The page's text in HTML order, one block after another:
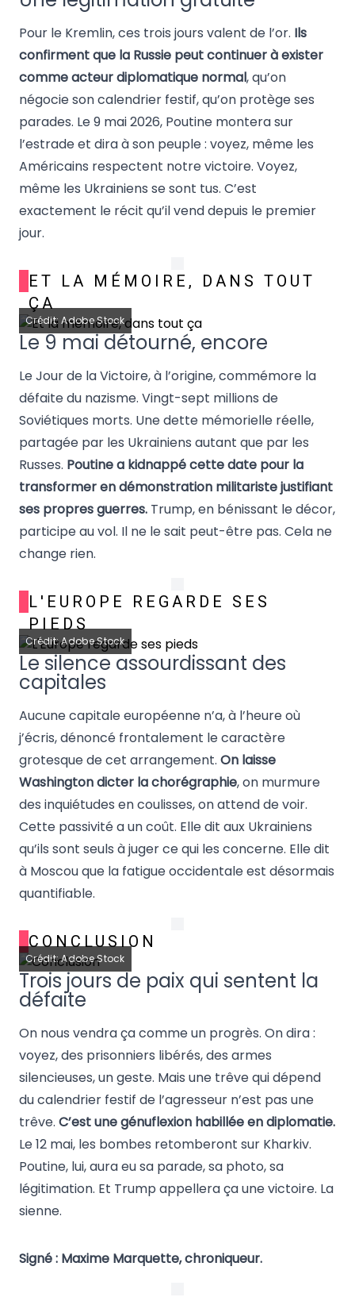
Pour le Kremlin, ces trois jours valent de l’or. Ils
confirment que la Russie peut continuer à exister
comme acteur diplomatique normal, qu’on
négocie son calendrier festif, qu’on protège ses
parades. Le 9 mai 2026, Poutine montera sur
l’estrade et dira à son peuple : voyez, même les
Américains respectent notre victoire. Voyez,
même les Ukrainiens se sont tus. C’est
exactement le récit qu’il vend depuis le premier
jour.
ET LA MÉMOIRE, DANS TOUT
ÇA
Crédit: Adobe Stock
Le 9 mai détourné, encore
Le Jour de la Victoire, à l’origine, commémore la
défaite du nazisme. Vingt-sept millions de
Soviétiques morts. Une dette mémorielle réelle,
partagée par les Ukrainiens autant que par les
Russes. Poutine a kidnappé cette date pour la
transformer en démonstration militariste justifiant
ses propres guerres. Trump, en bénissant le décor,
participe au vol. Il ne le sait peut-être pas. Cela ne
change rien.
L'EUROPE REGARDE SES
PIEDS
Crédit: Adobe Stock
Le silence assourdissant des
capitales
Aucune capitale européenne n’a, à l’heure où
j’écris, dénoncé frontalement le caractère
grotesque de cet arrangement. On laisse
Washington dicter la chorégraphie, on murmure
des inquiétudes en coulisses, on attend de voir.
Cette passivité a un coût. Elle dit aux Ukrainiens
qu’ils sont seuls à juger ce qui les concerne. Elle dit
à Moscou que la fatigue occidentale est désormais
quantifiable.
CONCLUSION
Crédit: Adobe Stock
Trois jours de paix qui sentent la
défaite
On nous vendra ça comme un progrès. On dira :
voyez, des prisonniers libérés, des armes
silencieuses, un geste. Mais une trêve qui dépend
du calendrier festif de l’agresseur n’est pas une
trêve. C’est une génuflexion habillée en diplomatie.
Le 12 mai, les bombes retomberont sur Kharkiv.
Poutine, lui, aura eu sa parade, sa photo, sa
légitimation. Et Trump appellera ça une victoire. La
sienne.
Signé : Maxime Marquette, chroniqueur.